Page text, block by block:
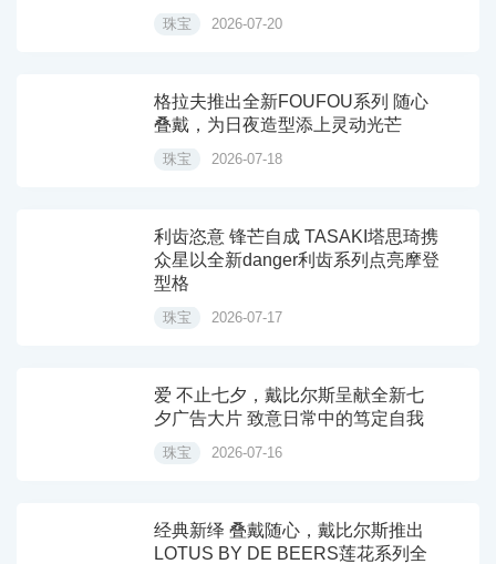
珠宝 2026-07-20
格拉夫推出全新FOUFOU系列 随心
叠戴，为日夜造型添上灵动光芒
珠宝 2026-07-18
利齿恣意 锋芒自成 TASAKI塔思琦携
众星以全新danger利齿系列点亮摩登
型格
珠宝 2026-07-17
爱 不止七夕，戴比尔斯呈献全新七
夕广告大片 致意日常中的笃定自我
珠宝 2026-07-16
经典新绎 叠戴随心，戴比尔斯推出
LOTUS BY DE BEERS莲花系列全